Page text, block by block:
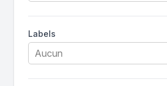
Labels
Aucun